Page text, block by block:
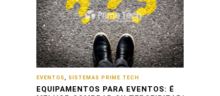
EVENTOS, SISTEMAS PRIME TECH
EQUIPAMENTOS PARA EVENTOS: É